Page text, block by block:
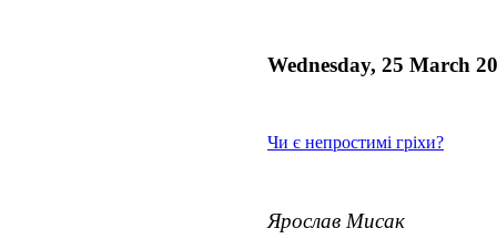
Wednesday, 25 March
Чи є непростимі гріхи?
Ярослав Мисак